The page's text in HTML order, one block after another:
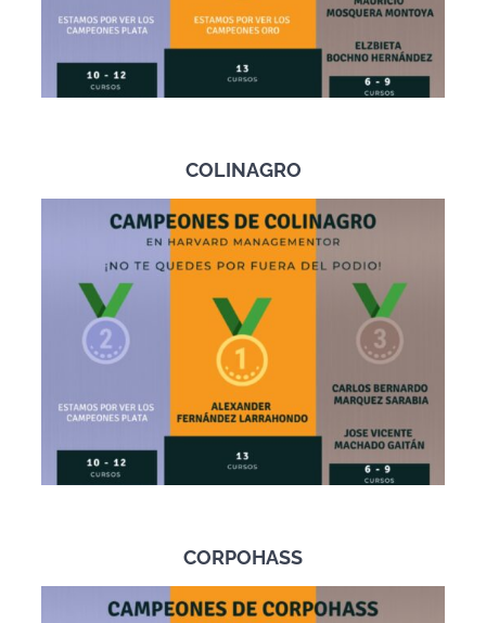
COLINAGRO
CORPOHASS